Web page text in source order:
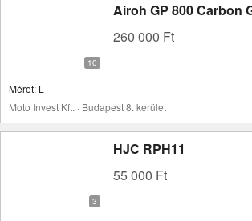
Airoh GP 800 Carbon
260 000 Ft
Méret: L
Moto Invest Kft. · Budapest 8. kerület
HJC RPH11
55 000 Ft